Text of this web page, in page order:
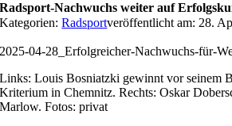
Radsport-Nachwuchs weiter auf
Kategorien:Radsportveröffentlicht am: 28.
2025-04-28_Erfolgreicher-Nachwuchs-für-
Links: Louis Bosniatzki gewinnt vor seinem
Kriterium in Chemnitz. Rechts: Oskar
Marlow. Fotos: privat